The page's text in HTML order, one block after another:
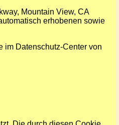
Mountain View, CA
erhobenen sowie
im Datenschutz-Center von